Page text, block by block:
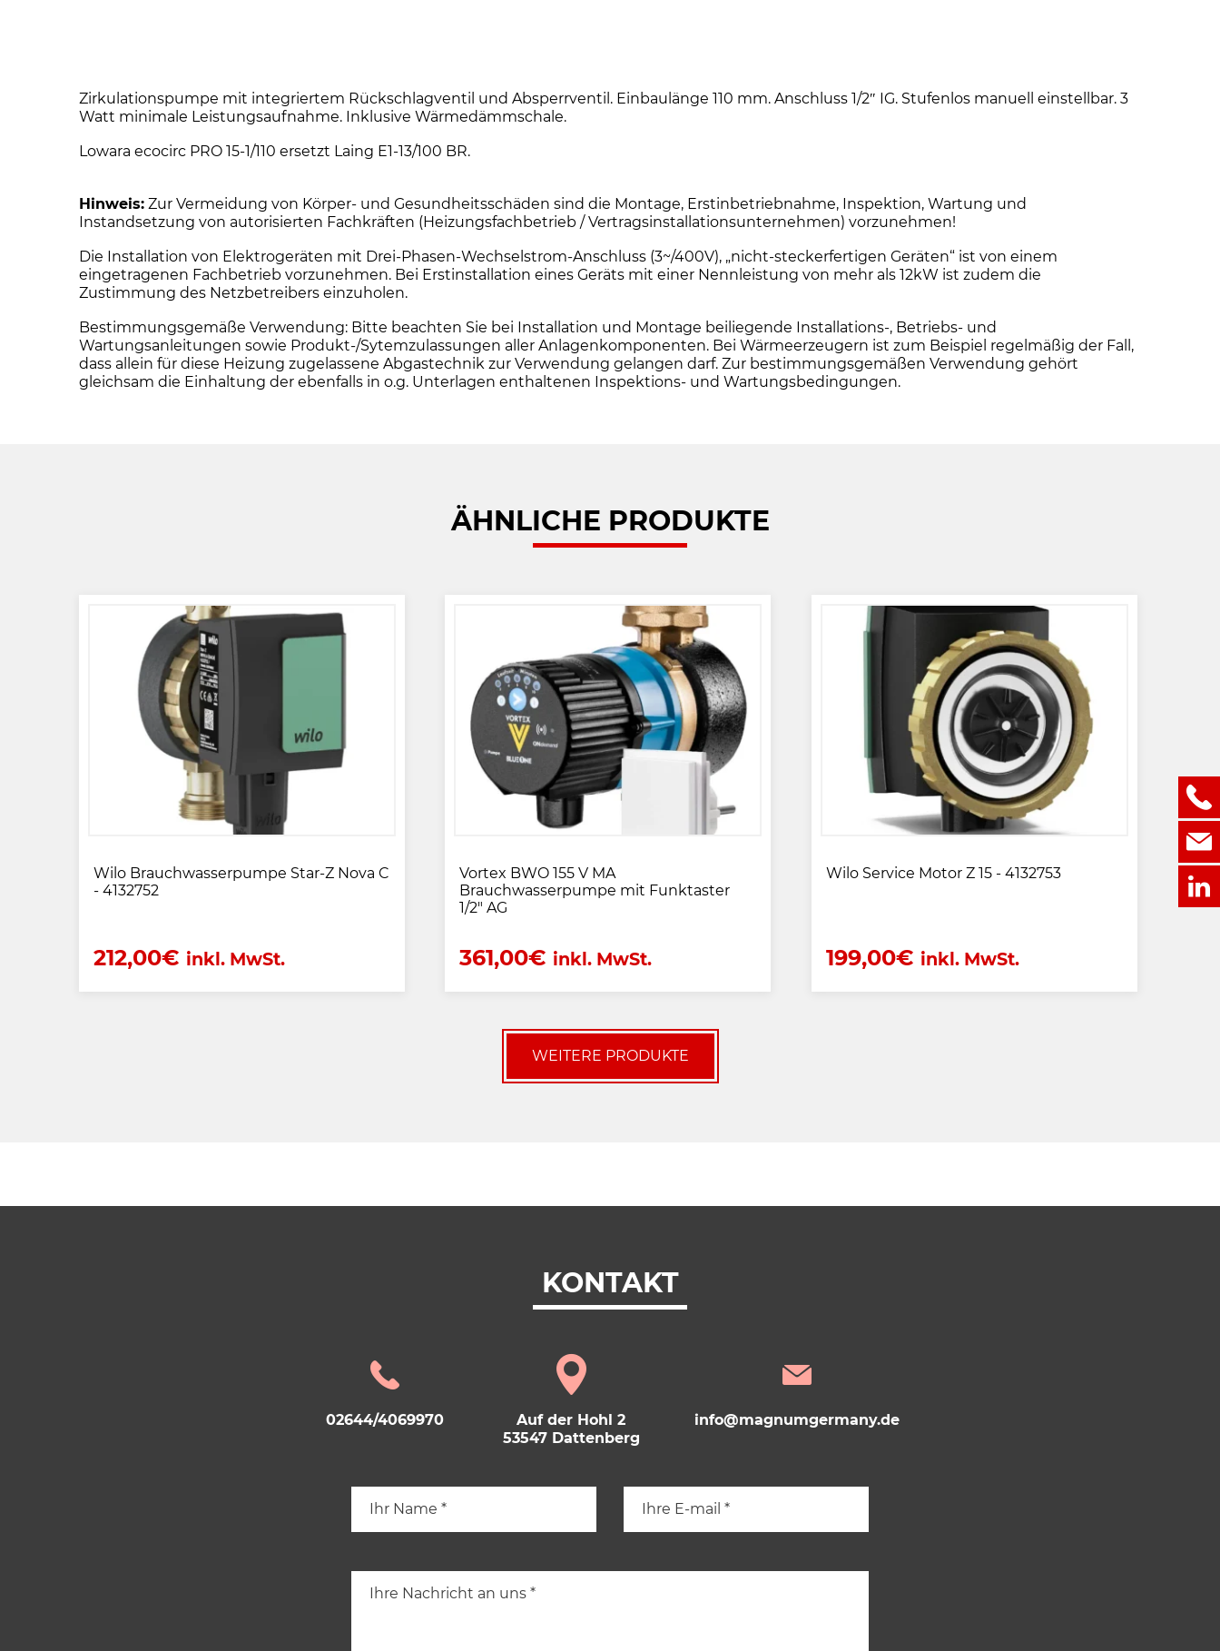
Zirkulationspumpe mit integriertem Rückschlagventil und Absperrventil. Einbaulänge 110 mm. Anschluss 1/2″ IG. Stufenlos manuell einstellbar. 3
Watt minimale Leistungsaufnahme. Inklusive Wärmedämmschale.
Lowara ecocirc PRO 15-1/110 ersetzt Laing E1-13/100 BR.
Hinweis: Zur Vermeidung von Körper- und Gesundheitsschäden sind die Montage, Erstinbetriebnahme, Inspektion, Wartung und
Instandsetzung von autorisierten Fachkräften (Heizungsfachbetrieb / Vertragsinstallationsunternehmen) vorzunehmen!
Die Installation von Elektrogeräten mit Drei-Phasen-Wechselstrom-Anschluss (3~/400V), „nicht-steckerfertigen Geräten“ ist von einem
eingetragenen Fachbetrieb vorzunehmen. Bei Erstinstallation eines Geräts mit einer Nennleistung von mehr als 12kW ist zudem die
Zustimmung des Netzbetreibers einzuholen.
Bestimmungsgemäße Verwendung: Bitte beachten Sie bei Installation und Montage beiliegende Installations-, Betriebs- und
Wartungsanleitungen sowie Produkt-/Sytemzulassungen aller Anlagenkomponenten. Bei Wärmeerzeugern ist zum Beispiel regelmäßig der Fall,
dass allein für diese Heizung zugelassene Abgastechnik zur Verwendung gelangen darf. Zur bestimmungsgemäßen Verwendung gehört
gleichsam die Einhaltung der ebenfalls in o.g. Unterlagen enthaltenen Inspektions- und Wartungsbedingungen.
ÄHNLICHE PRODUKTE
Wilo Brauchwasserpumpe Star-Z Nova C
- 4132752
212,00€ inkl. MwSt.
Vortex BWO 155 V MA
Brauchwasserpumpe mit Funktaster
1/2" AG
361,00€ inkl. MwSt.
Wilo Service Motor Z 15 - 4132753
199,00€ inkl. MwSt.
WEITERE PRODUKTE
KONTAKT
02644/4069970
Auf der Hohl 2
53547 Dattenberg
info@magnumgermany.de